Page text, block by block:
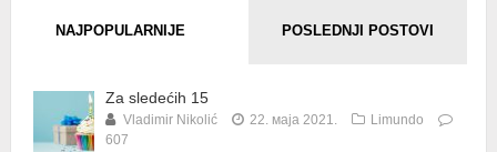
NAJPOPULARNIJE POSLEDNJI POSTOVI
Za sledećih 15
Vladimir Nikolić 22. маја 2021.
Limundo
607